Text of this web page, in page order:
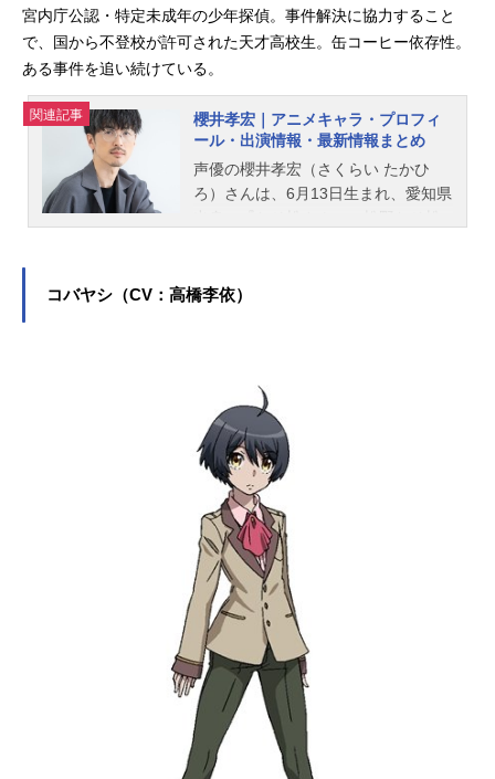
宮内庁公認・特定未成年の少年探偵。事件解決に協力すること
で、国から不登校が許可された天才高校生。缶コーヒー依存性。
ある事件を追い続けている。
関連記事
櫻井孝宏｜アニメキャラ・プロフィ
ール・出演情報・最新情報まとめ
声優の櫻井孝宏（さくらい たかひ
ろ）さんは、6月13日生まれ、愛知県
多く演じています。こちらでは、櫻
コバヤシ（CV：高橋李依）